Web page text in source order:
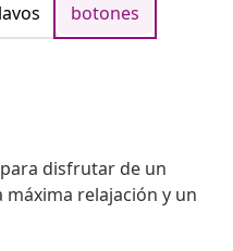
botones
disfrutar de un
máxima relajación y un